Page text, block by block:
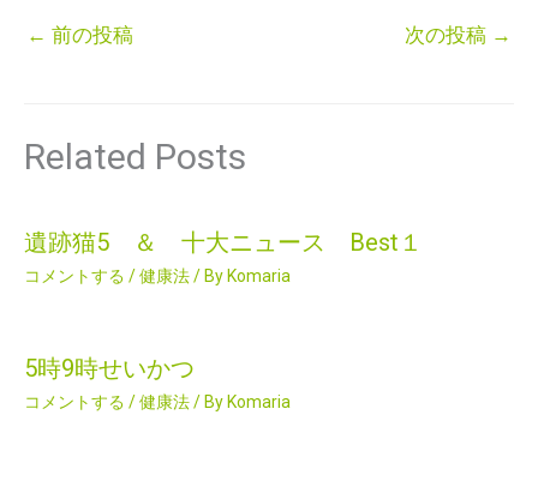
← 前の投稿 次の投稿 →
Related Posts
遺跡猫5 ＆ 十大ニュース Best１
コメントする /健康法/ By Komaria
5時9時せいかつ
コメントする /健康法/ By Komaria